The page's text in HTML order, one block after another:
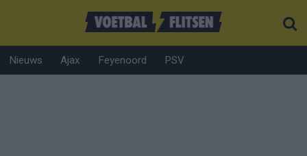
Nieuws Ajax Feyenoord PSV